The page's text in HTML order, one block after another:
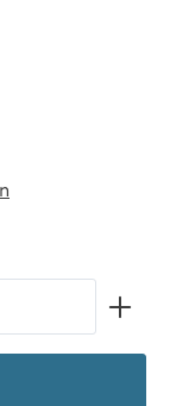
Wert ein